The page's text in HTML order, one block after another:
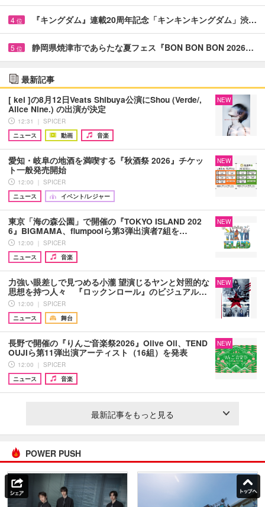
4 位 『キングダム』連載20周年記念「キンキンキングダム」渋…
5 位 静岡県焼津市であらたな夏フェス『BON BON BON 2026…
最新記事
[ kei ]の8月12日Veats Shibuya公演にShou (Verde/,
Alice Nine.) の出演が決定
12:31 ｜ SPICER
ニュース
動画 音楽
NEW
愛知・岐阜の地酒を満喫する『秋酒祭 2026』チケッ
ト一般発売開始
12:00 ｜ SPICER
ニュース
イベント/レジャー
NEW
東京「海の森公園」で開催の『TOKYO ISLAND 202
6』BIGMAMA、flumpoolら第3弾出演者7組を…
12:00 ｜ SPICER
ニュース
音楽
NEW
力強い眼差しで見つめる小瀧 望演じるヤンと対照的な
思想を持つ人々 『ロックンロール』のビジュアル…
12:00 ｜ SPICER
ニュース
舞台
NEW
長野で開催の『りんご音楽祭2026』Olive Oil、TEND
OUJIら第11弾出演アーティスト（16組）を発表
12:00 ｜ SPICER
ニュース
音楽
NEW
最新記事をもっと見る
POWER PUSH